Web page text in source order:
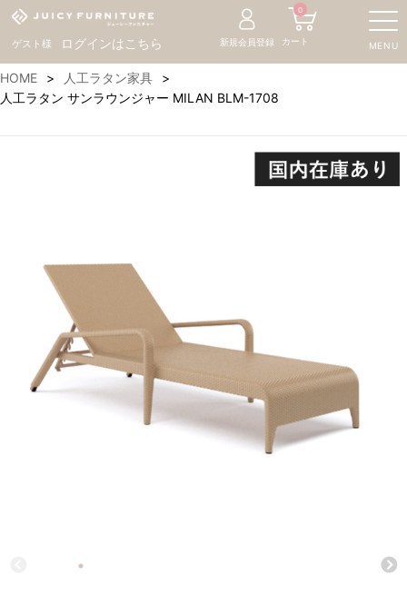
ゲスト様 ログインはこちら MENU
新規会員登録 カート
0
HOME
人工ラタン家具
人工ラタン サンラウンジャー MILAN BLM-1708